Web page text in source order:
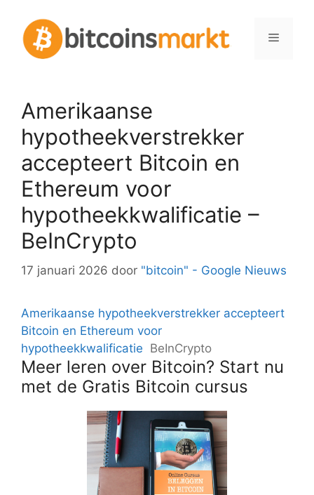
inhoud
Menu
Amerikaanse
hypotheekverstrekker
accepteert Bitcoin en
Ethereum voor
hypotheekkwalificatie –
BeInCrypto
17 januari 2026 door "bitcoin" - Google Nieuws
Amerikaanse hypotheekverstrekker accepteert
Bitcoin en Ethereum voor
hypotheekkwalificatie BeInCrypto
Meer leren over Bitcoin? Start nu
met de Gratis Bitcoin cursus